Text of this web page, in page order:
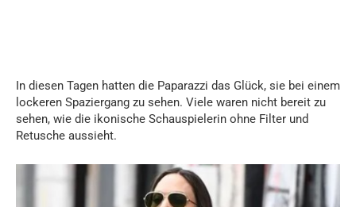
In diesen Tagen hatten die Paparazzi das Glück, sie bei einem
lockeren Spaziergang zu sehen. Viele waren nicht bereit zu
sehen, wie die ikonische Schauspielerin ohne Filter und
Retusche aussieht.